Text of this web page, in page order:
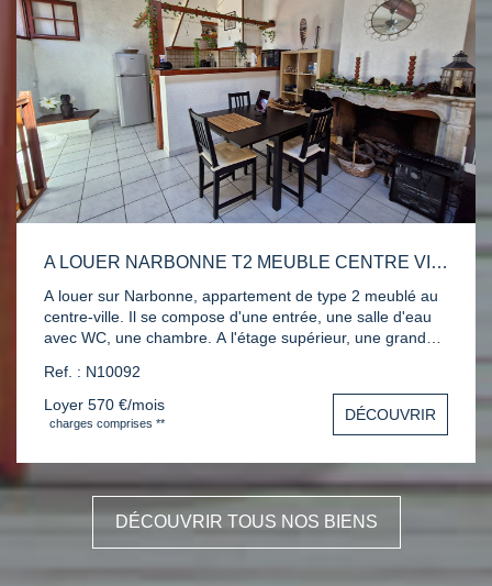
A LOUER NARBONNE T2 MEUBLE CENTRE VILLE PROCHE DES HALLES
A louer sur Narbonne, appartement de type 2 meublé au
centre-ville. Il se compose d'une entrée, une salle d'eau
avec WC, une chambre. A l'étage supérieur, une grande
Ref. : N10092
Loyer 570 €/mois
charges comprises ** DÉCOUVRIR
DÉCOUVRIR TOUS NOS BIENS